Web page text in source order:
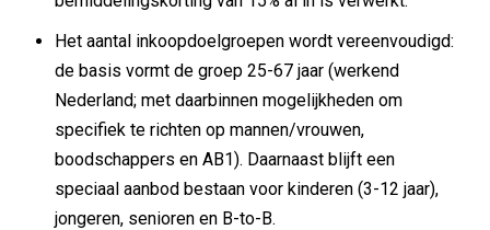
Het aantal inkoopdoelgroepen wordt vereenvoudigd:
de basis vormt de groep 25-67 jaar (werkend
Nederland; met daarbinnen mogelijkheden om
specifiek te richten op mannen/vrouwen,
boodschappers en AB1). Daarnaast blijft een
speciaal aanbod bestaan voor kinderen (3-12 jaar),
jongeren, senioren en B-to-B.